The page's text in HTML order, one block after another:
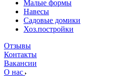
Малые формы
Навесы
Садовые домики
Хоз.постройки
Отзывы
Контакты
Вакансии
О нас